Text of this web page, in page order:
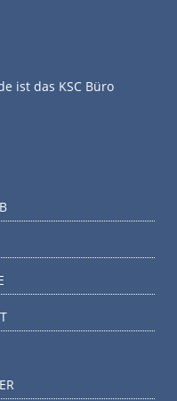
ist das KSC Büro